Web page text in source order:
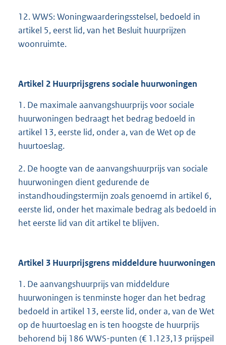
12. WWS: Woningwaarderingsstelsel, bedoeld in
artikel 5, eerst lid, van het Besluit huurprijzen
woonruimte.
Artikel 2 Huurprijsgrens sociale huurwoningen
1. De maximale aanvangshuurprijs voor sociale
huurwoningen bedraagt het bedrag bedoeld in
artikel 13, eerste lid, onder a, van de Wet op de
huurtoeslag.
2. De hoogte van de aanvangshuurprijs van sociale
huurwoningen dient gedurende de
instandhoudingstermijn zoals genoemd in artikel 6,
eerste lid, onder het maximale bedrag als bedoeld in
het eerste lid van dit artikel te blijven.
Artikel 3 Huurprijsgrens middeldure huurwoningen
1. De aanvangshuurprijs van middeldure
huurwoningen is tenminste hoger dan het bedrag
bedoeld in artikel 13, eerste lid, onder a, van de Wet
op de huurtoeslag en is ten hoogste de huurprijs
behorend bij 186 WWS-punten (€ 1.123,13 prijspeil